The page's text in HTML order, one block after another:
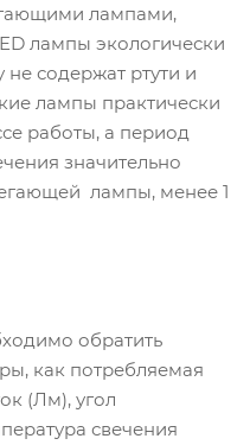
лампами,
лампы экологически
содержат ртути и
лампы практически
работы, а период
значительно
лампы, менее 1
обратить
как потребляемая
(Лм), угол
свечения